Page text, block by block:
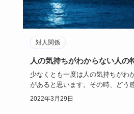
対人関係
人の気持ちがわからない人の
少なくとも一度は人の気持ちがわ
があると思います。その時、どう
分の気持ちが置…
2022年3月29日